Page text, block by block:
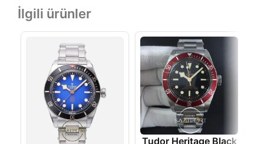
İlgili ürünler
Tudor Heritage Black